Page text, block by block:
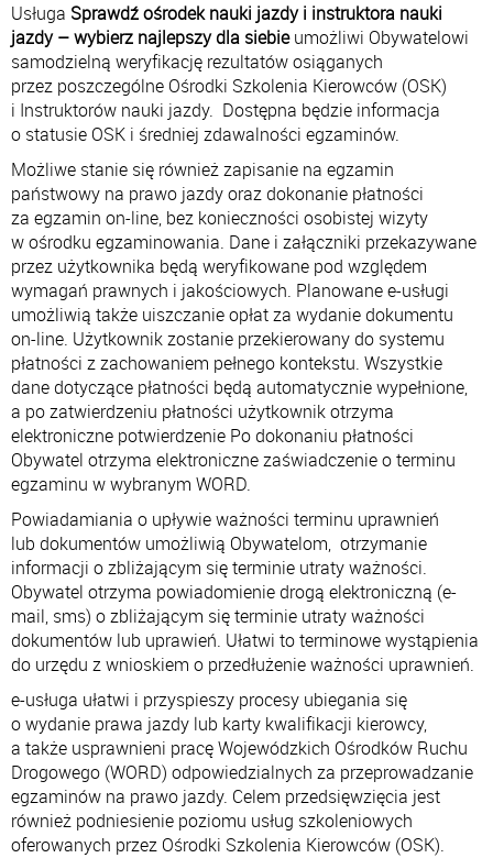
Usługa Sprawdź ośrodek nauki jazdy i instruktora nauki
jazdy – wybierz najlepszy dla siebieumożliwi Obywatelowi
samodzielną weryfikację rezultatów osiąganych
przez poszczególne Ośrodki Szkolenia Kierowców (OSK)
i Instruktorów nauki jazdy. Dostępna będzie informacja
o statusie OSK i średniej zdawalności egzaminów.
Możliwe stanie się również zapisanie na egzamin
państwowy na prawo jazdy oraz dokonanie płatności
za egzamin on-line, bez konieczności osobistej wizyty
w ośrodku egzaminowania. Dane i załączniki przekazywane
przez użytkownika będą weryfikowane pod względem
wymagań prawnych i jakościowych. Planowane e-usługi
umożliwią także uiszczanie opłat za wydanie dokumentu
on-line. Użytkownik zostanie przekierowany do systemu
płatności z zachowaniem pełnego kontekstu. Wszystkie
dane dotyczące płatności będą automatycznie wypełnione,
a po zatwierdzeniu płatności użytkownik otrzyma
elektroniczne potwierdzenie Po dokonaniu płatności
Obywatel otrzyma elektroniczne zaświadczenie o terminu
egzaminu w wybranym WORD.
Powiadamiania o upływie ważności terminu uprawnień
lub dokumentów umożliwią Obywatelom, otrzymanie
informacji o zbliżającym się terminie utraty ważności.
Obywatel otrzyma powiadomienie drogą elektroniczną (e-
mail, sms) o zbliżającym się terminie utraty ważności
dokumentów lub uprawień. Ułatwi to terminowe wystąpienia
do urzędu z wnioskiem o przedłużenie ważności uprawnień.
e-usługa ułatwi i przyspieszy procesy ubiegania się
o wydanie prawa jazdy lub karty kwalifikacji kierowcy,
a także usprawnieni pracę Wojewódzkich Ośrodków Ruchu
Drogowego (WORD) odpowiedzialnych za przeprowadzanie
egzaminów na prawo jazdy. Celem przedsięwzięcia jest
również podniesienie poziomu usług szkoleniowych
oferowanych przez Ośrodki Szkolenia Kierowców (OSK).